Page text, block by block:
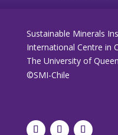
Sustainable Minerals
International Centre in
The University of
©SMI-Chile